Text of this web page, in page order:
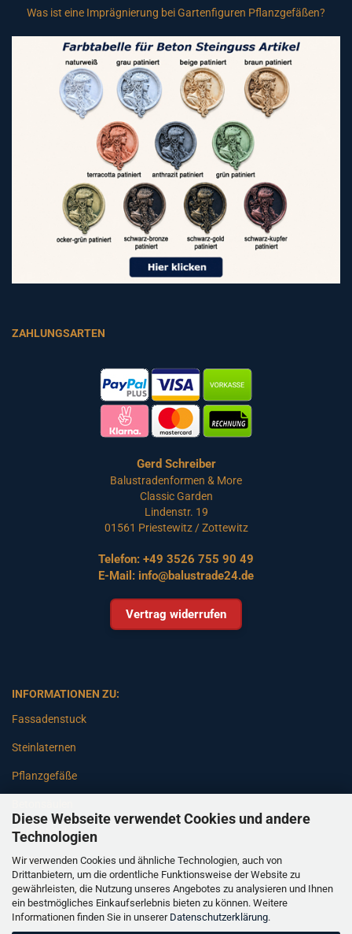
Diese Webseite verwendet Cookies und andere
Technologien
Wir verwenden Cookies und ähnliche Technologien, auch von
Drittanbietern, um die ordentliche Funktionsweise der Website zu
gewährleisten, die Nutzung unseres Angebotes zu analysieren und Ihnen
ein bestmögliches Einkaufserlebnis bieten zu können. Weitere
Informationen finden Sie in unserer Datenschutzerklärung.
Was ist eine Imprägnierung bei Gartenfiguren Pflanzgefäßen?
ZAHLUNGSARTEN
Gerd Schreiber
Balustradenformen & More
Classic Garden
Lindenstr. 19
01561 Priestewitz / Zottewitz
Telefon: +49 3526 755 90 49
E-Mail: info@balustrade24.de
Vertrag widerrufen
INFORMATIONEN ZU:
Fassadenstuck
Steinlaternen
Pflanzgefäße
Gartenbänke
Pfeiler
Gartenbrunnen
Gartenfiguren